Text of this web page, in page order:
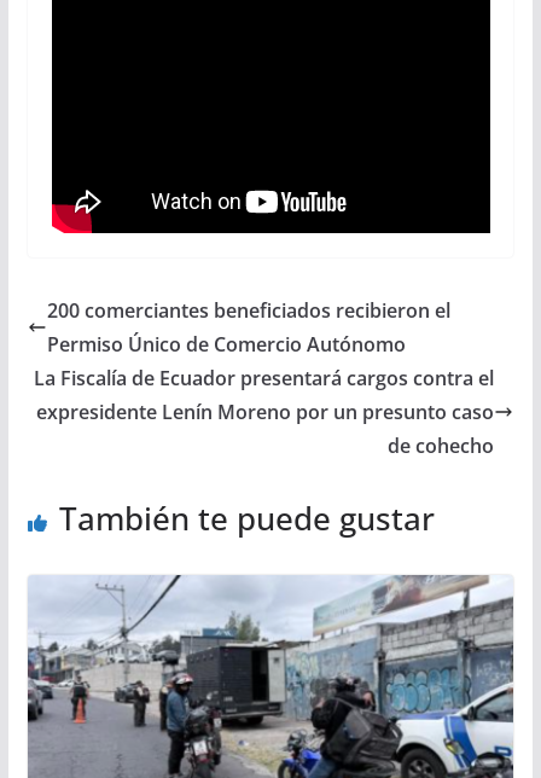
200 comerciantes beneficiados recibieron el
Permiso Único de Comercio Autónomo
La Fiscalía de Ecuador presentará cargos contra el
expresidente Lenín Moreno por un presunto caso
de cohecho
También te puede gustar